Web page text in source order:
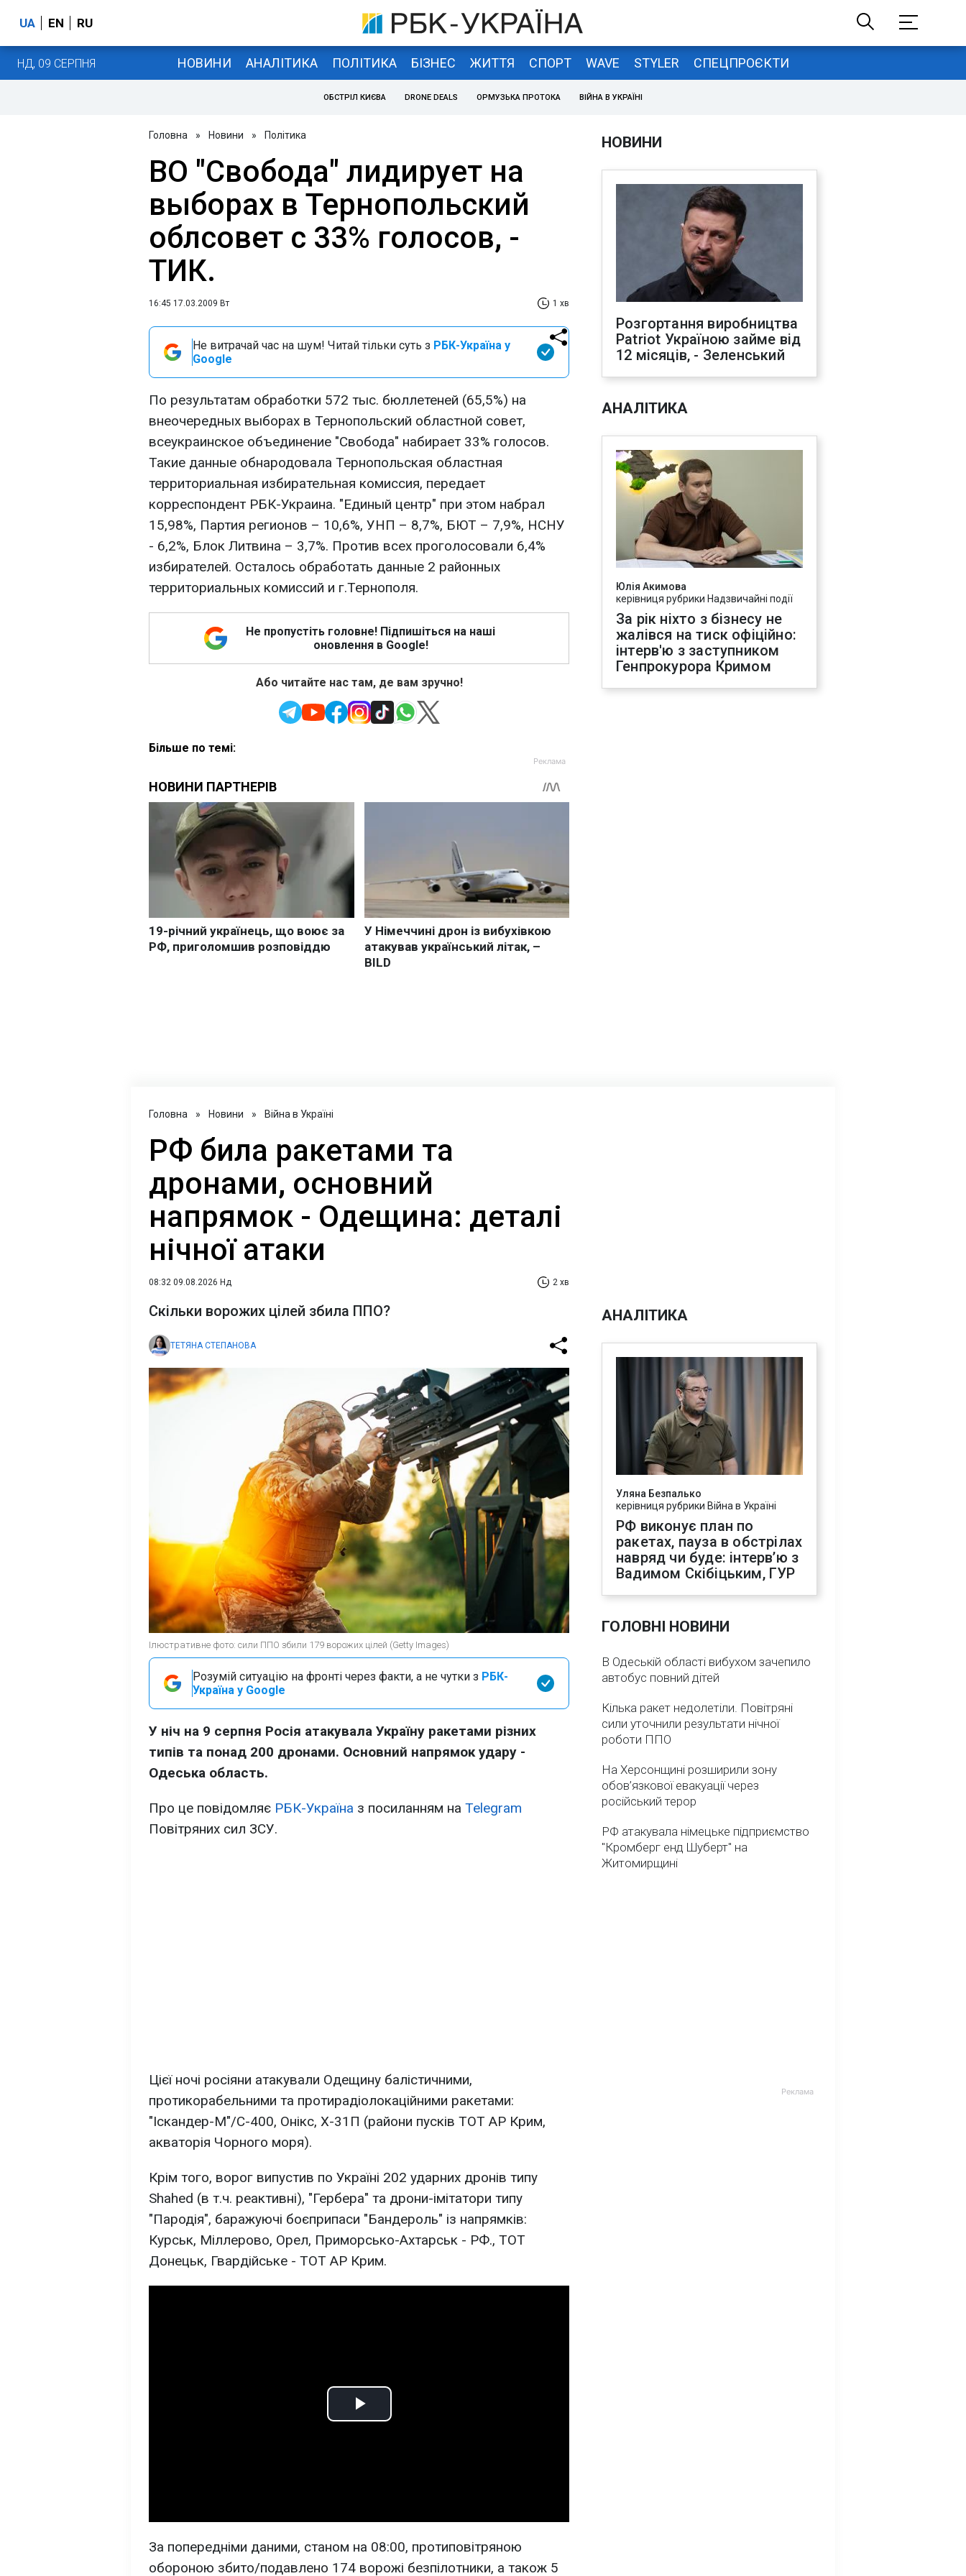
UA EN RU
НД, 09 СЕРПНЯ НОВИНИ АНАЛІТИКА ПОЛІТИКА БІЗНЕС ЖИТТЯ СПОРТ WAVE STYLER СПЕЦПРОЄКТИ
ОБСТРІЛ КИЄВА DRONE DEALS ОРМУЗЬКА ПРОТОКА ВІЙНА В УКРАЇНІ
Головна » Новини » Політика
ВО "Свобода" лидирует на
выборах в Тернопольский
облсовет с 33% голосов, -
ТИК.
16:45 17.03.2009 Вт 1 хв
Не витрачай час на шум! Читай тільки суть з РБК-Україна у
Google
По результатам обработки 572 тыс. бюллетеней (65,5%) на
внеочередных выборах в Тернопольский областной совет,
всеукраинское объединение "Свобода" набирает 33% голосов.
Такие данные обнародовала Тернопольская областная
территориальная избирательная комиссия, передает
корреспондент РБК-Украина. "Единый центр" при этом набрал
15,98%, Партия регионов – 10,6%, УНП – 8,7%, БЮТ – 7,9%, НСНУ
- 6,2%, Блок Литвина – 3,7%. Против всех проголосовали 6,4%
избирателей. Осталось обработать данные 2 районных
территориальных комиссий и г.Тернополя.
Не пропустіть головне! Підпишіться на наші
оновлення в Google!
Або читайте нас там, де вам зручно!
Більше по темі:
НОВИНИ
Розгортання виробництва
Patriot Україною займе від
12 місяців, - Зеленський
АНАЛІТИКА
Юлія Акимова
керівниця рубрики Надзвичайні події
За рік ніхто з бізнесу не
жалівся на тиск офіційно:
інтерв'ю з заступником
Генпрокурора Кримом
Головна » Новини » Війна в Україні
РФ била ракетами та
дронами, основний
напрямок - Одещина: деталі
нічної атаки
08:32 09.08.2026 Нд 2 хв
Скільки ворожих цілей збила ППО?
ТЕТЯНА СТЕПАНОВА
Ілюстративне фото: сили ППО збили 179 ворожих цілей (Getty Images)
Розумій ситуацію на фронті через факти, а не чутки з РБК-
Україна у Google
У ніч на 9 серпня Росія атакувала Україну ракетами різних
типів та понад 200 дронами. Основний напрямок удару -
Одеська область.
Про це повідомляє РБК-Україна з посиланням на Telegram
Повітряних сил ЗСУ.
Цієї ночі росіяни атакували Одещину балістичними,
протикорабельними та протирадіолокаційними ракетами:
"Іскандер-М"/С-400, Онікс, Х-31П (райони пусків ТОТ АР Крим,
акваторія Чорного моря).
Крім того, ворог випустив по Україні 202 ударних дронів типу
Shahed (в т.ч. реактивні), "Гербера" та дрони-імітатори типу
"Пародія", баражуючі боєприпаси "Бандероль" із напрямків:
Курськ, Міллерово, Орел, Приморсько-Ахтарськ - РФ., ТОТ
Донецьк, Гвардійське - ТОТ АР Крим.
Play
За попередніми даними, станом на 08:00, протиповітряною
обороною збито/подавлено 174 ворожі безпілотники, а також 5
АНАЛІТИКА
Уляна Безпалько
керівниця рубрики Війна в Україні
РФ виконує план по
ракетах, пауза в обстрілах
навряд чи буде: інтервʼю з
Вадимом Скібіцьким, ГУР
ГОЛОВНІ НОВИНИ
В Одеській області вибухом зачепило
автобус повний дітей
Кілька ракет недолетіли. Повітряні
сили уточнили результати нічної
роботи ППО
На Херсонщині розширили зону
обов’язкової евакуації через
російський терор
РФ атакувала німецьке підприємство
"Кромберг енд Шуберт" на
Житомирщині